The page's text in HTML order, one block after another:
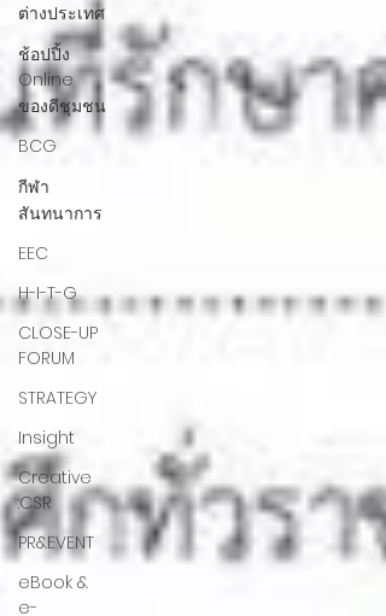
ต่างประเทศ
ช้อปปิ้ง
Online
ของดีชุมชน
BCG
กีฬา
สันทนาการ
EEC
H-I-T-G
CLOSE-UP
FORUM
STRATEGY
Insight
Creative
:CSR
PR&EVENT
eBook &
e-